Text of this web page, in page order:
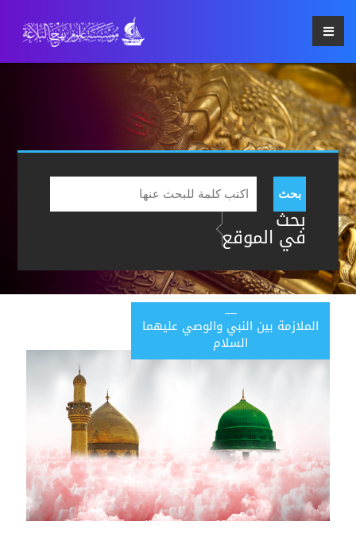
بحث
بحث
في الموقع
الملازمة بين النبي والوصي عليهما
السلام